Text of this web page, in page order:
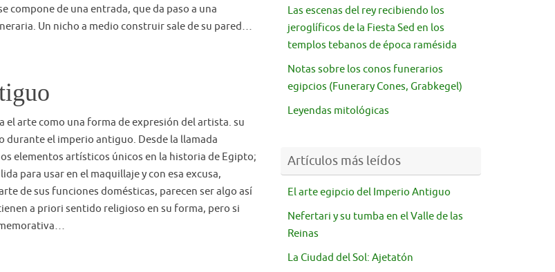
compone de una entrada, que da paso a una
Un nicho a medio construir sale de su pared…
el arte como una forma de expresión del artista. su
durante el imperio antiguo. Desde la llamada
elementos artísticos únicos en la historia de Egipto;
para usar en el maquillaje y con esa excusa,
de sus funciones domésticas, parecen ser algo así
a priori sentido religioso en su forma, pero si
Las escenas del rey recibiendo los
jeroglíficos de la Fiesta Sed en los
templos tebanos de época ramésida
Notas sobre los conos funerarios
egipcios (Funerary Cones, Grabkegel)
Leyendas mitológicas
Artículos más leídos
El arte egipcio del Imperio Antiguo
Nefertari y su tumba en el Valle de las
Reinas
La Ciudad del Sol: Ajetatón